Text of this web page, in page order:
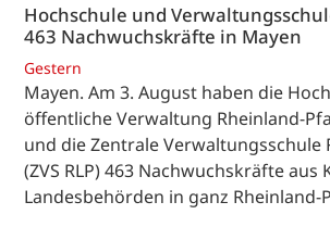
Hochschule und
463 Nachwuchskräfte in Mayen
Gestern
Mayen. Am 3. August haben die
öffentliche Verwaltung Rheinland-
und die Zentrale Verwaltungsschule
(ZVS RLP) 463 Nachwuchskräfte aus
Landesbehörden in ganz Rheinland-